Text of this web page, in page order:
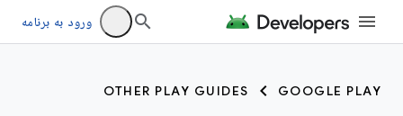
ورود به برنامه
GOOGLE PLAY
OTHER PLAY GUIDES